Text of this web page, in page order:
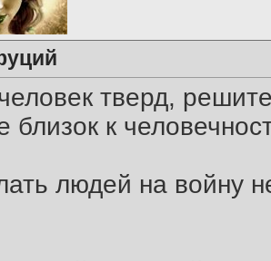
тверд,
близок к
людей на войну